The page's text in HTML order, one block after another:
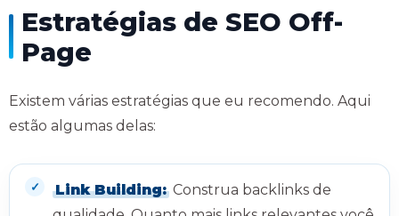
Estratégias de SEO Off-
Page
Existem várias estratégias que eu recomendo. Aqui
estão algumas delas:
Link Building: Construa backlinks de